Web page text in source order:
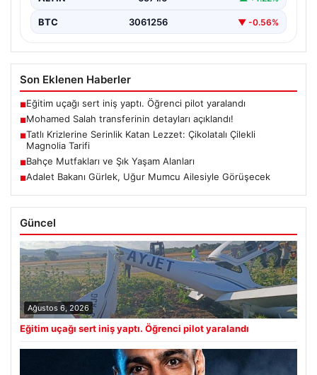
BTC 3061256 ▼ -0.56%
Son Eklenen Haberler
■Eğitim uçağı sert iniş yaptı. Öğrenci pilot yaralandı
■Mohamed Salah transferinin detayları açıklandı!
■Tatlı Krizlerine Serinlik Katan Lezzet: Çikolatalı Çilekli
Magnolia Tarifi
■Bahçe Mutfakları ve Şık Yaşam Alanları
■Adalet Bakanı Gürlek, Uğur Mumcu Ailesiyle Görüşecek
Güncel
Ağustos 6, 2026
Eğitim uçağı sert iniş yaptı. Öğrenci pilot yaralandı